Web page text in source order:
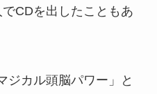
CDを出したこともあ
ジカル頭脳パワー」と